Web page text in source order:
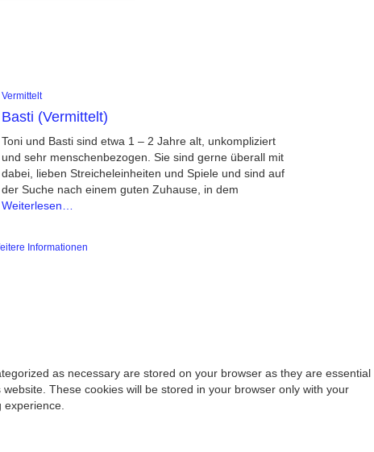
Vermittelt
Basti (Vermittelt)
Toni und Basti sind etwa 1 – 2 Jahre alt, unkompliziert
und sehr menschenbezogen. Sie sind gerne überall mit
dabei, lieben Streicheleinheiten und Spiele und sind auf
der Suche nach einem guten Zuhause, in dem
Weiterlesen…
Informationen
as necessary are stored on your browser as they are essential
These cookies will be stored in your browser only with your
experience.